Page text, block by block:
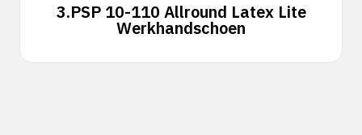
3.PSP 10-110 Allround Latex Lite
Werkhandschoen